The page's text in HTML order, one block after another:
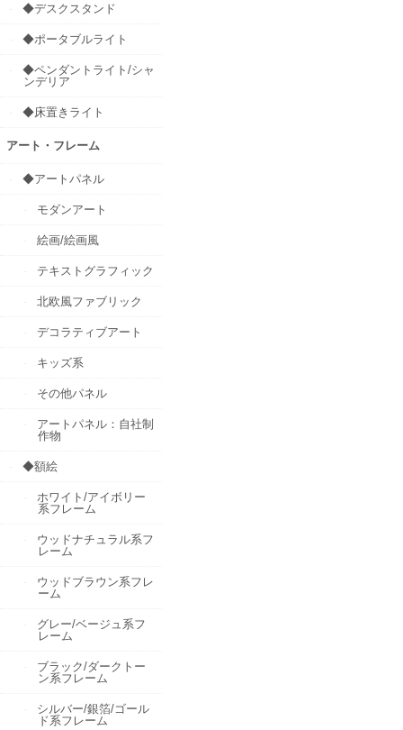
◆デスクスタンド
◆ポータブルライト
◆ペンダントライト/シャ
ンデリア
◆床置きライト
アート・フレーム
◆アートパネル
モダンアート
絵画/絵画風
テキストグラフィック
北欧風ファブリック
デコラティブアート
キッズ系
その他パネル
アートパネル：自社制
作物
◆額絵
ホワイト/アイボリー
系フレーム
ウッドナチュラル系フ
レーム
ウッドブラウン系フレ
ーム
グレー/ベージュ系フ
レーム
ブラック/ダークトー
ン系フレーム
シルバー/銀箔/ゴール
ド系フレーム